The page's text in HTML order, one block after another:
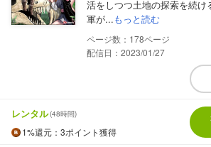
活をしつつ土地の探索を続け
軍が...もっと読む
178
配信日：2023/01/27
レンタル(48時間)
1%還元 ：3ポイント獲得